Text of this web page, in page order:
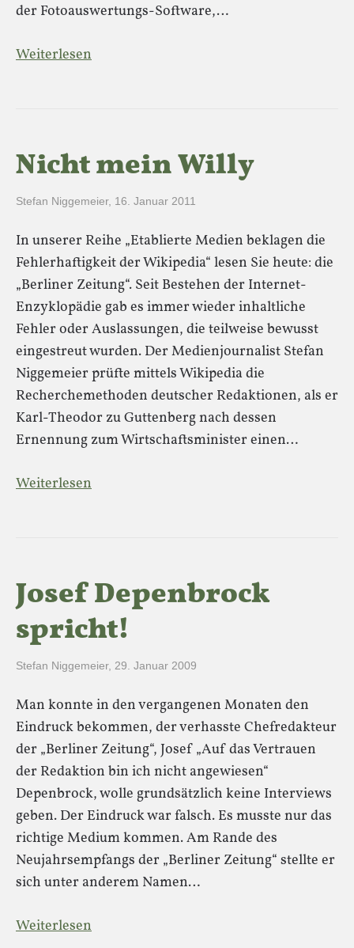
der Fotoauswertungs-Software,…
Weiterlesen
Nicht mein Willy
Stefan Niggemeier, 16. Januar 2011
In unserer Reihe „Etablierte Medien beklagen die
Fehlerhaftigkeit der Wikipedia“ lesen Sie heute: die
„Berliner Zeitung“. Seit Bestehen der Internet-
Enzyklopädie gab es immer wieder inhaltliche
Fehler oder Auslassungen, die teilweise bewusst
eingestreut wurden. Der Medienjournalist Stefan
Niggemeier prüfte mittels Wikipedia die
Recherchemethoden deutscher Redaktionen, als er
Karl-Theodor zu Guttenberg nach dessen
Ernennung zum Wirtschaftsminister einen…
Weiterlesen
Josef Depenbrock
spricht!
Stefan Niggemeier, 29. Januar 2009
Man konnte in den vergangenen Monaten den
Eindruck bekommen, der verhasste Chefredakteur
der „Berliner Zeitung“, Josef „Auf das Vertrauen
der Redaktion bin ich nicht angewiesen“
Depenbrock, wolle grundsätzlich keine Interviews
geben. Der Eindruck war falsch. Es musste nur das
richtige Medium kommen. Am Rande des
Neujahrsempfangs der „Berliner Zeitung“ stellte er
sich unter anderem Namen…
Weiterlesen